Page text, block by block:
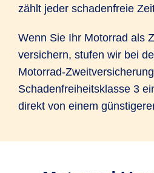
zählt jeder schadenfreie
Wenn Sie Ihr Motorrad als
versichern, stufen wir bei
Motorrad-
Schadenfreiheitsklasse 3
direkt von einem